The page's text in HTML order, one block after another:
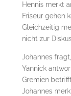
Hennis merkt
Friseur gehen
Gleichzeitig
nicht zur
Johannes
Yannick
Gremien
Johannes